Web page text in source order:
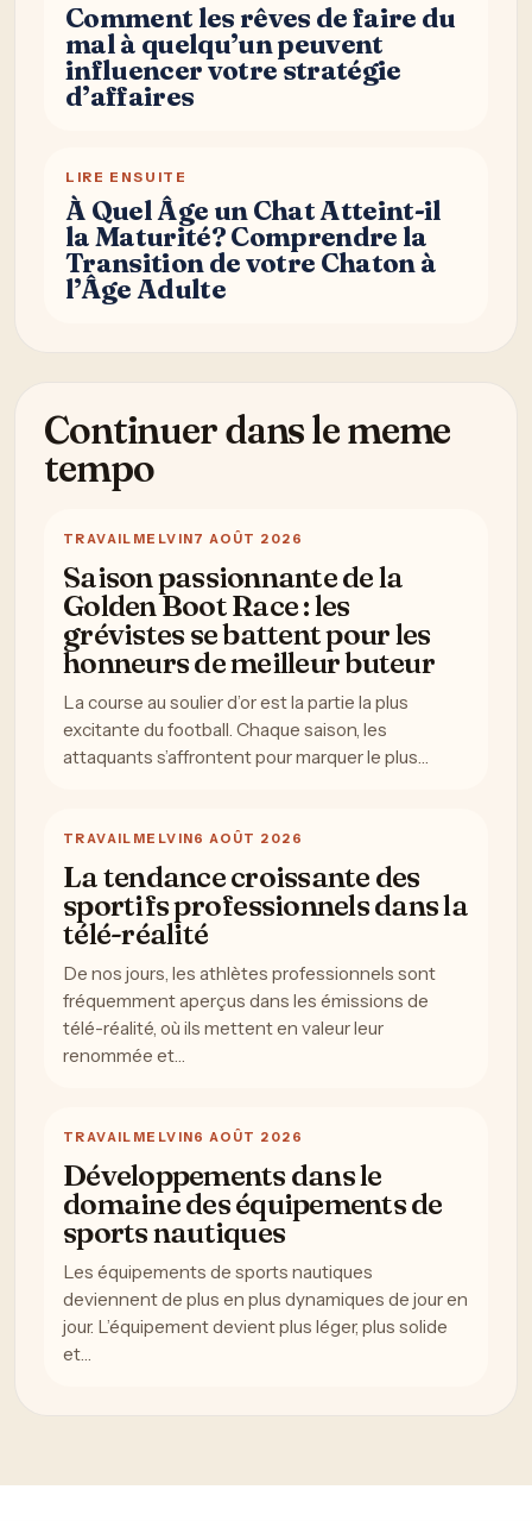
Comment les rêves de faire du
mal à quelqu’un peuvent
influencer votre stratégie
d’affaires
LIRE ENSUITE
À Quel Âge un Chat Atteint-il
la Maturité? Comprendre la
Transition de votre Chaton à
l’Âge Adulte
Continuer dans le meme
tempo
TRAVAIL MELVIN7 AOÛT 2026
Saison passionnante de la
Golden Boot Race : les
grévistes se battent pour les
honneurs de meilleur buteur
La course au soulier d’or est la partie la plus
excitante du football. Chaque saison, les
attaquants s’affrontent pour marquer le plus…
TRAVAIL MELVIN6 AOÛT 2026
La tendance croissante des
sportifs professionnels dans la
télé-réalité
De nos jours, les athlètes professionnels sont
fréquemment aperçus dans les émissions de
télé-réalité, où ils mettent en valeur leur
renommée et…
TRAVAIL MELVIN6 AOÛT 2026
Développements dans le
domaine des équipements de
sports nautiques
Les équipements de sports nautiques
deviennent de plus en plus dynamiques de jour en
jour. L’équipement devient plus léger, plus solide
et…